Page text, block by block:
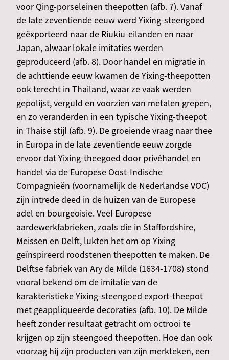
voor Qing-porseleinen theepotten (afb. 7). Vanaf
de late zeventiende eeuw werd Yixing-steengoed
geëxporteerd naar de Riukiu-eilanden en naar
Japan, alwaar lokale imitaties werden
geproduceerd (afb. 8). Door handel en migratie in
de achttiende eeuw kwamen de Yixing-theepotten
ook terecht in Thailand, waar ze vaak werden
gepolijst, verguld en voorzien van metalen grepen,
en zo veranderden in een typische Yixing-theepot
in Thaise stijl (afb. 9). De groeiende vraag naar thee
in Europa in de late zeventiende eeuw zorgde
ervoor dat Yixing-theegoed door privéhandel en
handel via de Europese Oost-Indische
Compagnieën (voornamelijk de Nederlandse VOC)
zijn intrede deed in de huizen van de Europese
adel en bourgeoisie. Veel Europese
aardewerkfabrieken, zoals die in Staffordshire,
Meissen en Delft, lukten het om op Yixing
geïnspireerd roodstenen theepotten te maken. De
Delftse fabriek van Ary de Milde (1634-1708) stond
vooral bekend om de imitatie van de
karakteristieke Yixing-steengoed export-theepot
met geappliqueerde decoraties (afb. 10). De Milde
heeft zonder resultaat getracht om octrooi te
krijgen op zijn steengoed theepotten. Hoe dan ook
voorzag hij zijn producten van zijn merkteken, een